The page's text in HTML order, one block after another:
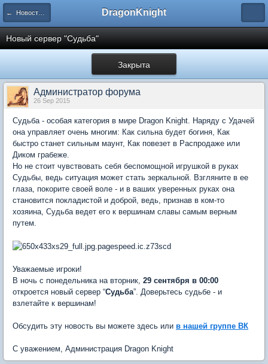
← Новости проекта DragonKnight
Новый сервер "Судьба"
Закрыта
Администратор форума
26 Sep 2015
Судьба - особая категория в мире Dragon Knight. Наряду с Удачей
она управляет очень многим: Как сильна будет богиня, Как
быстро станет сильным маунт, Как повезет в Распродаже или
Диком грабеже.
Но не стоит чувствовать себя беспомощной игрушкой в руках
Судьбы, ведь ситуация может стать зеркальной. Взгляните в ее
глаза, покорите своей воле - и в ваших уверенных руках она
становится покладистой и доброй, ведь, признав в ком-то
хозяина, Судьба ведет его к вершинам славы самым верным
путем.
Уважаемые игроки!
В ночь с понедельника на вторник, 29 сентября в 00:00
откроется новый сервер “Судьба”. Доверьтесь судьбе - и
взлетайте к вершинам!
Обсудить эту новость вы можете здесь или в нашей группе ВК
С уважением, Администрация Dragon Knight